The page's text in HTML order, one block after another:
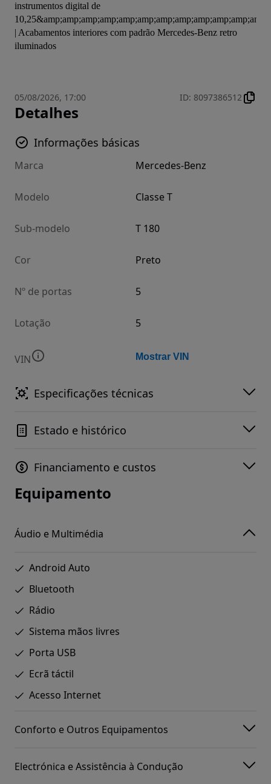
instrumentos digital de
| Acabamentos interiores com padrão Mercedes-Benz retro
iluminados
05/08/2026, 17:00 ID: 8097386512
Detalhes
Informações básicas
Marca Mercedes-Benz
Modelo Classe T
Sub-modelo T 180
Cor Preto
Nº de portas 5
Lotação 5
VIN Mostrar VIN
Especificações técnicas
Estado e histórico
Financiamento e custos
Equipamento
Áudio e Multimédia
Android Auto
Bluetooth
Rádio
Sistema mãos livres
Porta USB
Ecrã táctil
Acesso Internet
Conforto e Outros Equipamentos
Electrónica e Assistência à Condução